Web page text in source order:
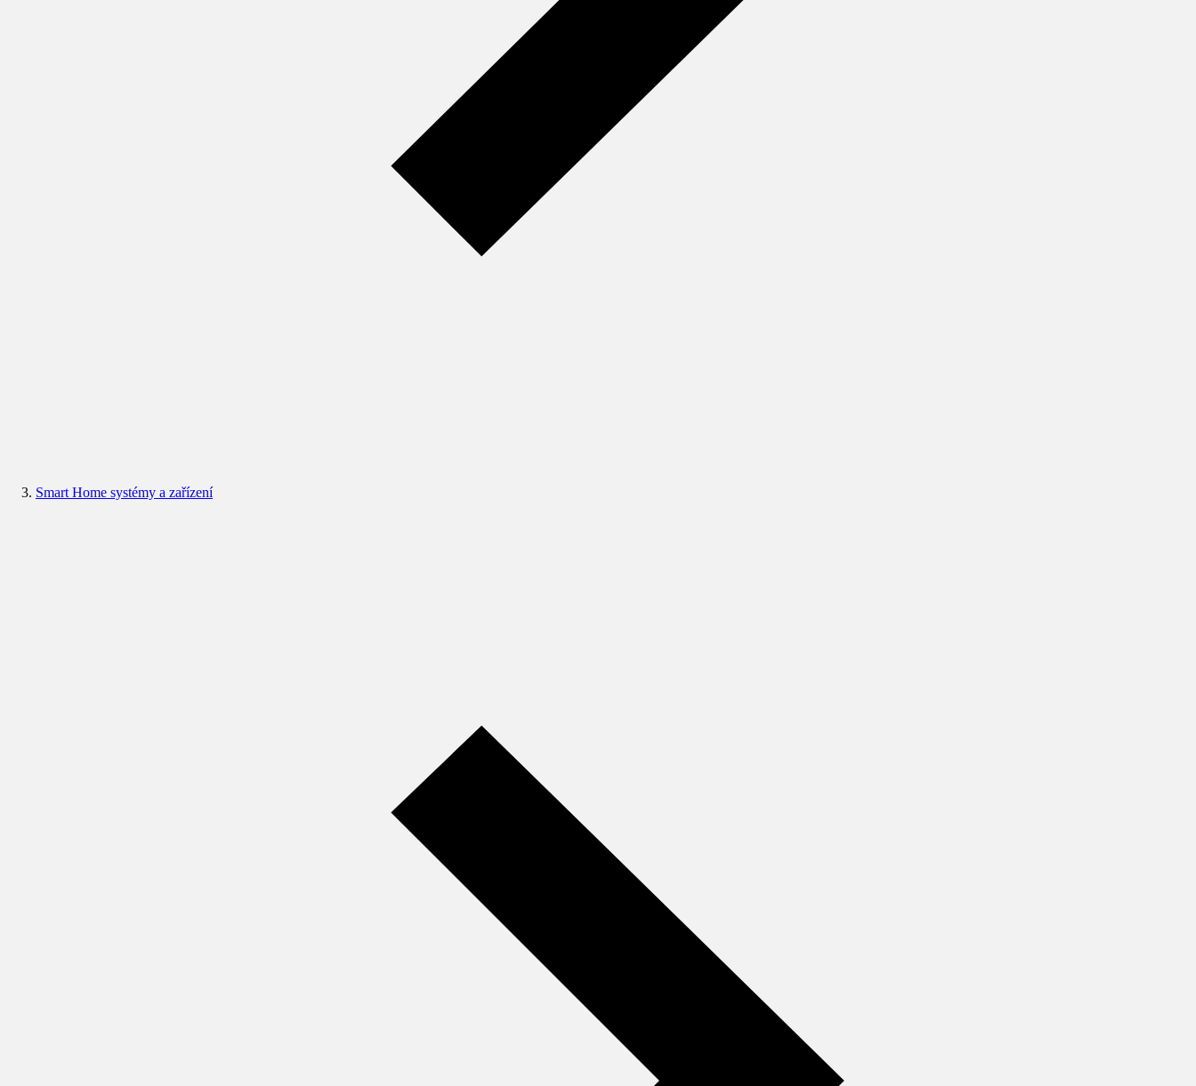
Smart Home systémy a zařízení